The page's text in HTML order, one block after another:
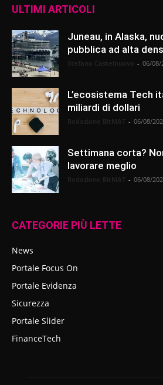
ULTIMI ARTICOLI
Juneau, in Alaska,
pubblica ad alta
- 06/08/
L’ecosistema Tech
miliardi di dollari
- 06/08/
Settimana corta?
lavorare meglio
- 06/08/
CATEGORIE PIÙ LETTE
News
Portale Focus On
Portale Evidenza
Sicurezza
Portale Slider
FinanceTech